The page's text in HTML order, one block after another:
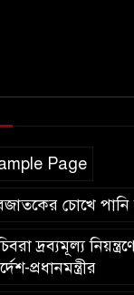
Page
চোখে
দ্রব্যমূল্য
প্রধানমন্ত্রীর